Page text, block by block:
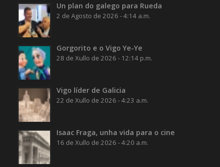
Un plan do galego para Rueda
2 de Agosto de 2026 - 4:14 a.m.
Gorgorito e o Vigo Ye-Ye
28 de Xullo de 2026 - 12:14 p.m.
Vigo líder de Galicia
22 de Xullo de 2026 - 4:23 a.m.
Isaac Fraga, unha vida para o cine
16 de Xullo de 2026 - 4:20 a.m.